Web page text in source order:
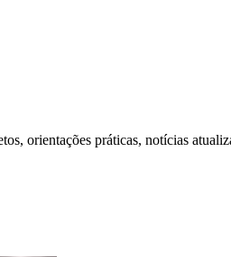
práticas, notícias